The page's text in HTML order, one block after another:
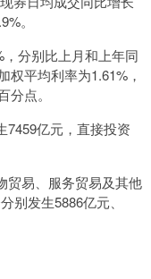
。
分别比上月和上年同
权平均利率为1.61%，
点。
7459亿元，直接投资
贸易、服务贸易及其他
别发生5886亿元、